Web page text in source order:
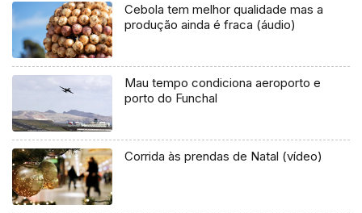
Cebola tem melhor qualidade mas a
produção ainda é fraca (áudio)
Mau tempo condiciona aeroporto e
porto do Funchal
Corrida às prendas de Natal (vídeo)